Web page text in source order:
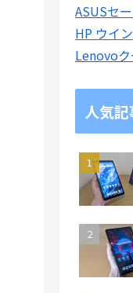
ASUSセ
HP ウイ
Lenovo
人気記